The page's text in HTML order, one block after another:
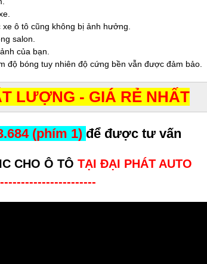
ô tô cũng không bị ảnh hưởng.
salon.
của bạn.
độ bóng tuy nhiên độ cứng bền vẫn được đảm bảo.
LƯỢNG - GIÁ RẺ NHẤT
(phím 1) để được tư vấn
CHO Ô TÔ TẠI ĐẠI PHÁT AUTO